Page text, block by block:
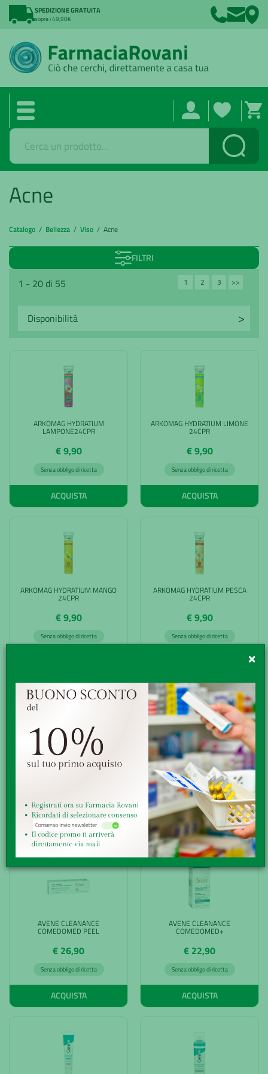
SPEDIZIONE GRATUITA
sopra i 49,90€
Cerca
Acne
Catalogo / Bellezza / Viso / Acne
FILTRI
1 - 20 di 55 1 2 3 >>Avanti
ARKOMAG HYDRATIUM
LAMPONE24CPR
€ 9,90
Senza obbligo di ricetta
ACQUISTA
ARKOMAG HYDRATIUM LIMONE
24CPR
€ 9,90
Senza obbligo di ricetta
ACQUISTA
ARKOMAG HYDRATIUM MANGO
24CPR
€ 9,90
Senza obbligo di ricetta
ARKOMAG HYDRATIUM PESCA
24CPR
€ 9,90
Senza obbligo di ricetta
ARKOMAG HYDRATIUM SENIOR
24CPR
Senza obbligo di ricetta
ACQUISTA
AVENE CLEANANCE COMED
SIERO IN
€ 45,50
Senza obbligo di ricetta
ACQUISTA
AVENE CLEANANCE
COMEDOMED PEEL
€ 26,90
Senza obbligo di ricetta
ACQUISTA
AVENE CLEANANCE
COMEDOMED+
€ 22,90
Senza obbligo di ricetta
ACQUISTA
×